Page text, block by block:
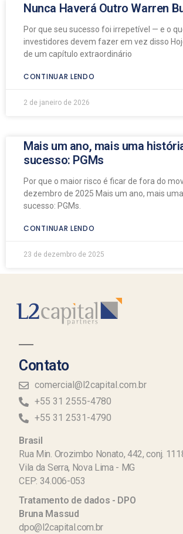
Nunca Haverá Outro Warren
Por que seu sucesso foi irrepetível — e o
investidores devem fazer em vez disso
de um capítulo extraordinário
CONTINUAR LENDO
2 de janeiro de 2026
Mais um ano, mais uma
sucesso: PGMs
Por que o maior risco é ficar de fora do
dezembro de 2025 Mais um ano, mais
sucesso: PGMs.
CONTINUAR LENDO
23 de dezembro de 2025
Contato
comercial@l2capital.com.br
+55 31 2555-4780
+55 31 2531-4790
Brasil
Rua Min. Orozimbo Nonato, 442, conj.
Vila da Serra, Nova Lima - MG
CEP: 34.006-053
Tratamento de dados - DPO
Bruna Massud
dpo@l2capital.com.br